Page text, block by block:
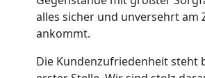
alles sicher und unversehrt am
ankommt.
Die Kundenzufriedenheit steht
Möbelmontage
Wiener